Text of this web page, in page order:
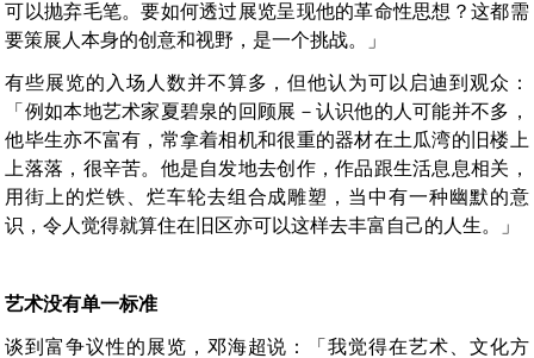
可以抛弃毛笔。要如何透过展览呈现他的革命性思想？这都需
要策展人本身的创意和视野，是一个挑战。」
有些展览的入场人数并不算多，但他认为可以启迪到观众：
「例如本地艺术家夏碧泉的回顾展－认识他的人可能并不多，
他毕生亦不富有，常拿着相机和很​​重的器材在土瓜湾的旧楼上
上落落，很辛苦。他是自发地去创作，作品跟生活息息相关，
用街上的烂铁、烂车轮去组合成雕塑，当中有一种幽默的意
识，令人觉得就算住在旧区亦可以这样去丰富自己​​的人生。」
艺术没有单一标准
谈到富争议性的展览，邓海超说：「我觉得在艺术、文化方